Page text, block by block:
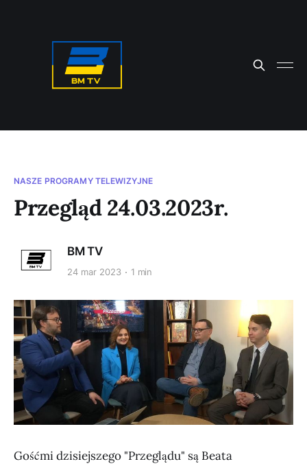
NASZE PROGRAMY TELEWIZYJNE
Przegląd 24.03.2023r.
BM TV
24 mar 2023 1 min
Gośćmi dzisiejszego "Przeglądu" są Beata